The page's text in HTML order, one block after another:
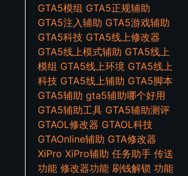
GTA5模组 GTA5正规辅助
GTA5注入辅助 GTA5游戏辅助
GTA5科技 GTA5线上修改器
GTA5线上模式辅助 GTA5线上
模组 GTA5线上环境 GTA5线上
科技 GTA5线上辅助 GTA5脚本
GTA5辅助 gta5辅助哪个好用
GTA5辅助工具 GTA5辅助测评
GTAOL修改器 GTAOL科技
GTAOnline辅助 GTA修改器
XiPro XiPro辅助 任务助手 传送
功能 修改器功能 刷钱解锁 功能